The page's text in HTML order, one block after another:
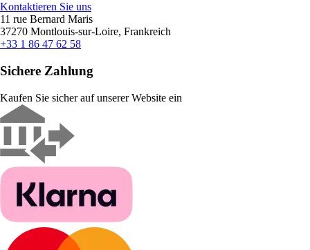
Kontaktieren Sie uns
11 rue Bernard Maris
37270 Montlouis-sur-Loire, Frankreich
+33 1 86 47 62 58
Sichere Zahlung
Kaufen Sie sicher auf unserer Website ein